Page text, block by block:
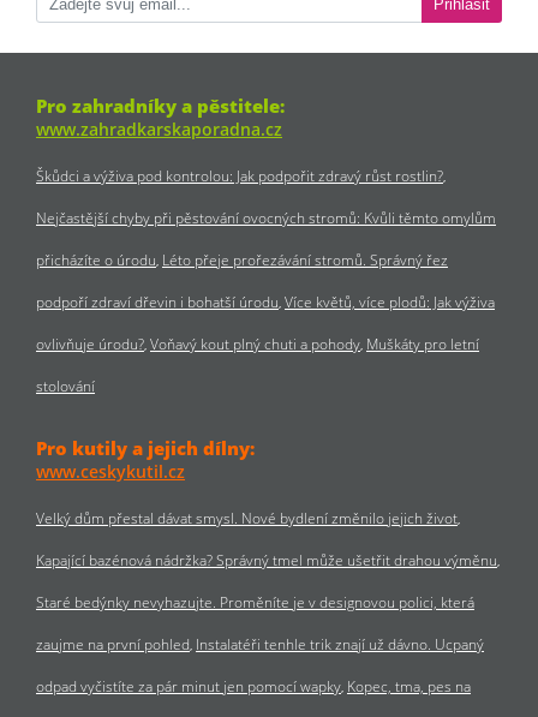
Přihlásit
Pro zahradníky a pěstitele:
www.zahradkarskaporadna.cz
Škůdci a výživa pod kontrolou: Jak podpořit zdravý růst rostlin?
Nejčastější chyby při pěstování ovocných stromů: Kvůli těmto omylům
přicházíte o úrodu Léto přeje prořezávání stromů. Správný řez
podpoří zdraví dřevin i bohatší úrodu Více květů, více plodů: Jak výživa
ovlivňuje úrodu? Voňavý kout plný chuti a pohody Muškáty pro letní
stolování
Pro kutily a jejich dílny:
www.ceskykutil.cz
Velký dům přestal dávat smysl. Nové bydlení změnilo jejich život
Kapající bazénová nádržka? Správný tmel může ušetřit drahou výměnu
Staré bedýnky nevyhazujte. Proměníte je v designovou polici, která
zaujme na první pohled Instalatéři tenhle trik znají už dávno. Ucpaný
odpad vyčistíte za pár minut jen pomocí wapky Kopec, tma, pes na